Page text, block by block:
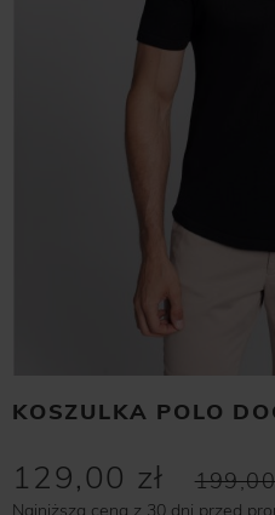
KOSZULKA POLO
129,00 zł
Najniższa cena z 30 dni przed